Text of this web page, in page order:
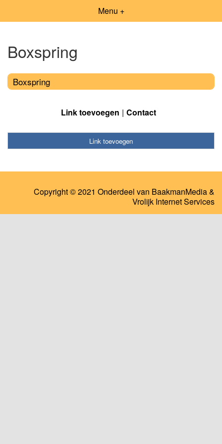
Menu +
Boxspring
Boxspring
Link toevoegen Contact
Link toevoegen
Copyright © 2021 Onderdeel van BaakmanMedia&
Vrolijk Internet Services